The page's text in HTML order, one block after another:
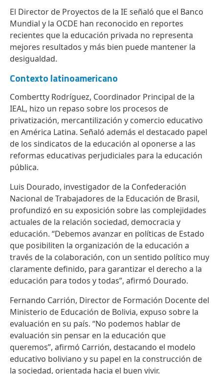
El Director de Proyectos de la IE señaló que el Banco
Mundial y la OCDE han reconocido en reportes
recientes que la educación privada no representa
mejores resultados y más bien puede mantener la
desigualdad.
Contexto latinoamericano
Combertty Rodríguez, Coordinador Principal de la
IEAL, hizo un repaso sobre los procesos de
privatización, mercantilización y comercio educativo
en América Latina. Señaló además el destacado papel
de los sindicatos de la educación al oponerse a las
reformas educativas perjudiciales para la educación
pública.
Luis Dourado, investigador de la Confederación
Nacional de Trabajadores de la Educación de Brasil,
profundizó en su exposición sobre las complejidades
actuales de la relación sociedad, democracia y
educación. “Debemos avanzar en políticas de Estado
que posibiliten la organización de la educación a
través de la colaboración, con un sentido político muy
claramente definido, para garantizar el derecho a la
educación para todos y todas”, afirmó Dourado.
Fernando Carrión, Director de Formación Docente del
Ministerio de Educación de Bolivia, expuso sobre la
evaluación en su país. “No podemos hablar de
evaluación sin pensar en la educación que
queremos”, afirmó Carrión, destacando el modelo
educativo boliviano y su papel en la construcción de
la sociedad, orientada hacia el buen vivir.